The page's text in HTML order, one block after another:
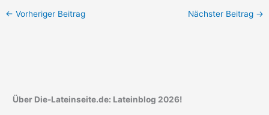
← Vorheriger Beitrag Nächster Beitrag →
Über Die-Lateinseite.de: Lateinblog 2026!